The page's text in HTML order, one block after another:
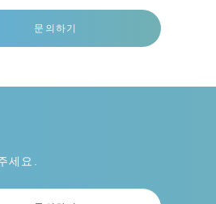
문의하기
세요.